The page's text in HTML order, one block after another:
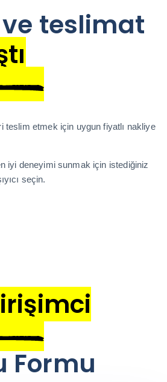
teslimat
teslim etmek için uygun fiyatlı nakliye
iyi deneyimi sunmak için istediğiniz
seçin.
Formu